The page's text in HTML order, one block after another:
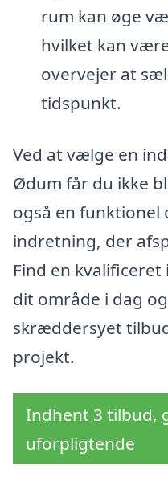
rum kan øge
hvilket kan
overvejer at
tidspunkt.
Ved at vælge en
Ødum får du ikke
også en
indretning, der
Find en
dit område i dag
skræddersyet
projekt.
Indhent 3 tilbud,
uforpligtende